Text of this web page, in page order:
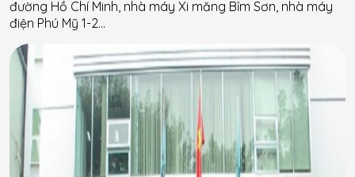
đường Hồ Chí Minh, nhà máy Xi măng Bỉm Sơn, nhà máy
điện Phú Mỹ 1-2…